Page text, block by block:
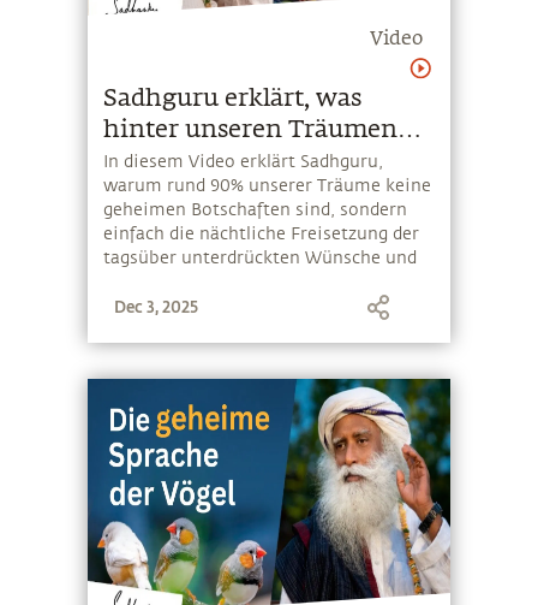
Video
Sadhguru erklärt, was
hinter unseren Träumen
steht
In diesem Video erklärt Sadhguru,
warum rund 90% unserer Träume keine
geheimen Botschaften sind, sondern
einfach die nächtliche Freisetzung der
tagsüber unterdrückten Wünsche und
welche tieferen Arten von Träumen es
Weg zusammenhängen
Dec 3, 2025